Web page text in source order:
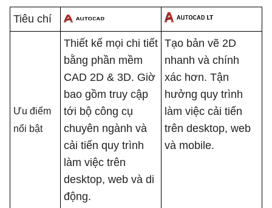
Tiêu chí
Ưu điểm
nổi bật
Thiết kế mọi chi tiết
bằng phần mềm
CAD 2D & 3D. Giờ
bao gồm truy cập
tới bộ công cụ
chuyên ngành và
cải tiến quy trình
làm việc trên
desktop, web và di
động.
Tạo bản vẽ 2D
nhanh và chính
xác hơn. Tận
hưởng quy trình
làm việc cải tiến
trên desktop, web
và mobile.